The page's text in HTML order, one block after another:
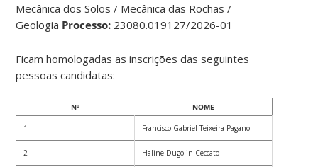
Mecânica dos Solos / Mecânica das Rochas /
Geologia Processo: 23080.019127/2026-01
Ficam homologadas as inscrições das seguintes
pessoas candidatas:
Nº NOME
1 Francisco Gabriel Teixeira Pagano
2 Haline Dugolin Ceccato